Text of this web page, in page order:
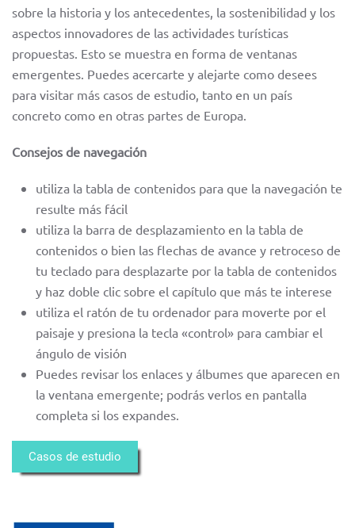
sobre la historia y los antecedentes, la sostenibilidad y los
aspectos innovadores de las actividades turísticas
propuestas. Esto se muestra en forma de ventanas
emergentes. Puedes acercarte y alejarte como desees
para visitar más casos de estudio, tanto en un país
concreto como en otras partes de Europa.
Consejos de navegación
utiliza la tabla de contenidos para que la navegación te
resulte más fácil
utiliza la barra de desplazamiento en la tabla de
contenidos o bien las flechas de avance y retroceso de
tu teclado para desplazarte por la tabla de contenidos
y haz doble clic sobre el capítulo que más te interese
utiliza el ratón de tu ordenador para moverte por el
paisaje y presiona la tecla «control» para cambiar el
ángulo de visión
Puedes revisar los enlaces y álbumes que aparecen en
la ventana emergente; podrás verlos en pantalla
completa si los expandes.
Casos de estudio